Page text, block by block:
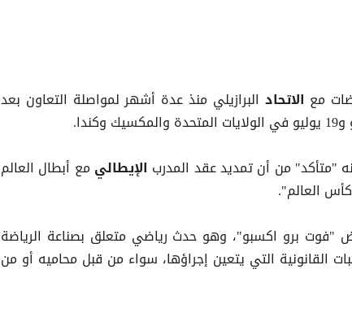
الاتحاد البرازيلي منذ عدة أشهر لمواصلة التعاون بعد
"متأكد" من أن تمديد عقد المدرب الإيطاليمع أبطال العالم
العالم".
"فوت برو اكسبو"، وهو حدث رياضي متعلق بصناعة الرياضة
القانونية التي يتعين إجراؤها، سواء من قبل محاميه أو من